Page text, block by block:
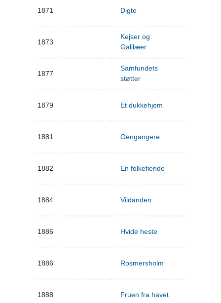
1871 Digte
1873
Kejser og
Galilæer
1877
Samfundets
støtter
1879 Et dukkehjem
1881 Gengangere
1882 En folkefiende
1884 Vildanden
1886 Hvide heste
1886 Rosmersholm
1888 Fruen fra havet